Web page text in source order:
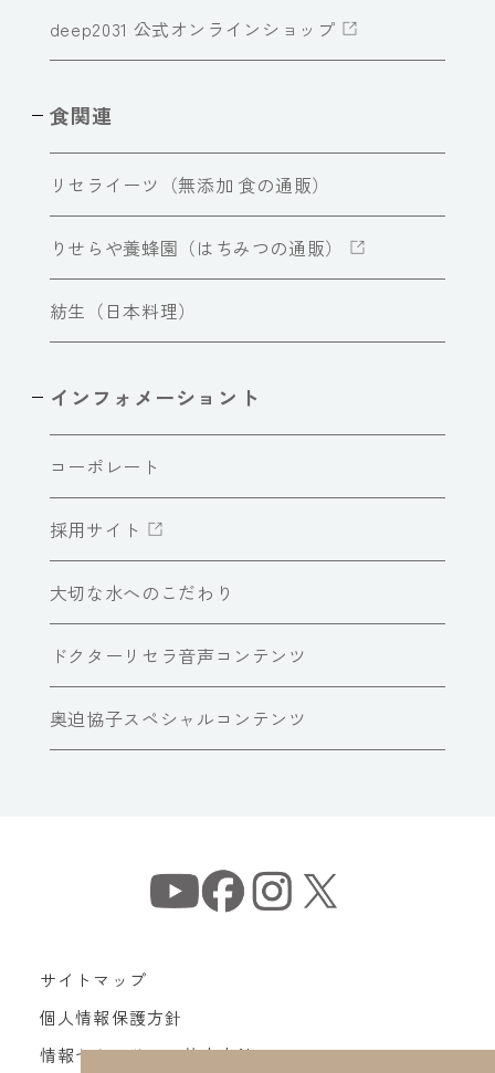
deep2031 公式オンラインショップ
食関連
リセライーツ（無添加 食の通販）
りせらや養蜂園（はちみつの通販）
紡生（日本料理）
インフォメーショント
コーポレート
採用サイト
大切な水へのこだわり
ドクターリセラ音声コンテンツ
奥迫協子スペシャルコンテンツ
サイトマップ
個人情報保護方針
情報セキュリティ基本方針